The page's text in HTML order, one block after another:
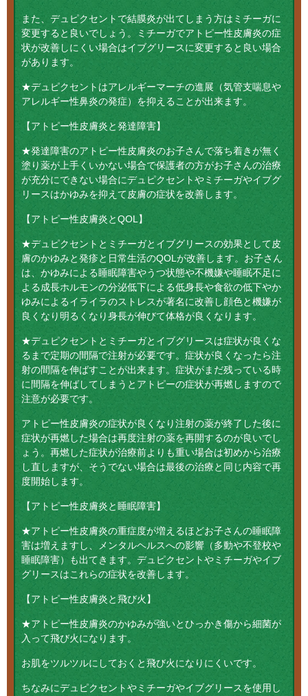
また、デュピクセントで結膜炎が出てしまう方はミチーガに
変更すると良いでしょう。ミチーガでアトピー性皮膚炎の症
状が改善しにくい場合はイブグリースに変更すると良い場合
があります。
★デュピクセントはアレルギーマーチの進展（気管支喘息や
アレルギー性鼻炎の発症）を抑えることが出来ます。
【アトピー性皮膚炎と発達障害】
★発達障害のアトピー性皮膚炎のお子さんで落ち着きが無く
塗り薬が上手くいかない場合で保護者の方がお子さんの治療
が充分にできない場合にデュピクセントやミチーガやイブグ
リースはかゆみを抑えて皮膚の症状を改善します。
【アトピー性皮膚炎とQOL】
★デュピクセントとミチーガとイブグリースの効果として皮
膚のかゆみと発疹と日常生活のQOLが改善します。お子さん
は、かゆみによる睡眠障害やうつ状態や不機嫌や睡眠不足に
よる成長ホルモンの分泌低下による低身長や食欲の低下やか
ゆみによるイライラのストレスが著名に改善し顔色と機嫌が
良くなり明るくなり身長が伸びて体格が良くなります。
★デュピクセントとミチーガとイブグリースは症状が良くな
るまで定期の間隔で注射が必要です。症状が良くなったら注
射の間隔を伸ばすことが出来ます。症状がまだ残っている時
に間隔を伸ばしてしまうとアトピーの症状が再燃しますので
注意が必要です。
アトピー性皮膚炎の症状が良くなり注射の薬が終了した後に
症状が再燃した場合は再度注射の薬を再開するのが良いでし
ょう。再燃した症状が治療前よりも重い場合は初めから治療
し直しますが、そうでない場合は最後の治療と同じ内容で再
度開始します。
【アトピー性皮膚炎と睡眠障害】
★アトピー性皮膚炎の重症度が増えるほどお子さんの睡眠障
害は増えますし、メンタルヘルスへの影響（多動や不登校や
睡眠障害）も出てきます。デュピクセントやミチーガやイブ
グリースはこれらの症状を改善します。
【アトピー性皮膚炎と飛び火】
★アトピー性皮膚炎のかゆみが強いとひっかき傷から細菌が
入って飛び火になります。
お肌をツルツルにしておくと飛び火になりにくいです。
ちなみにデュピクセントやミチーガやイブグリースを使用し